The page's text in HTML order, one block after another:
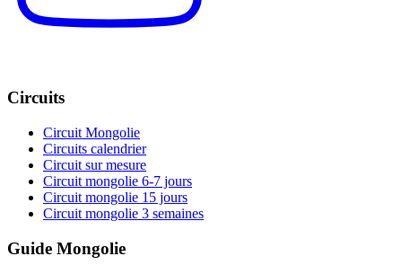
Circuits
Circuit Mongolie
Circuits calendrier
Circuit sur mesure
Circuit mongolie 6-7 jours
Circuit mongolie 15 jours
Circuit mongolie 3 semaines
Guide Mongolie